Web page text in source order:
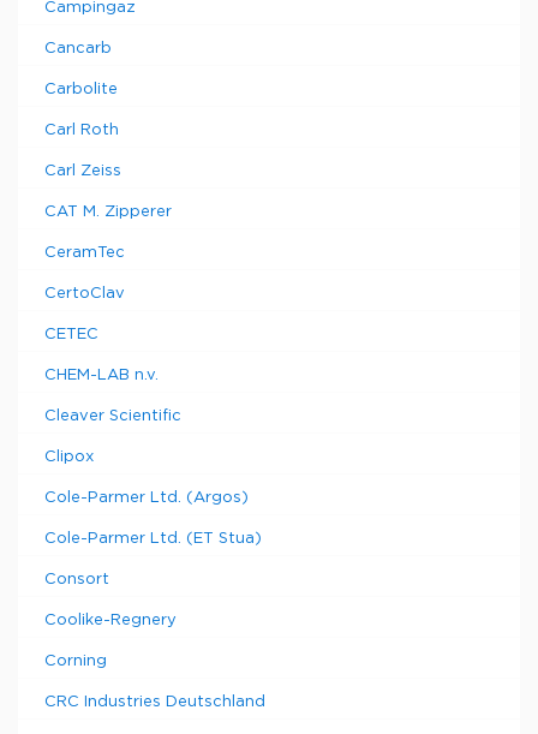
Campingaz
Cancarb
Carbolite
Carl Roth
Carl Zeiss
CAT M. Zipperer
CeramTec
CertoClav
CETEC
CHEM-LAB n.v.
Cleaver Scientific
Clipox
Cole-Parmer Ltd. (Argos)
Cole-Parmer Ltd. (ET Stua)
Consort
Coolike-Regnery
Corning
CRC Industries Deutschland